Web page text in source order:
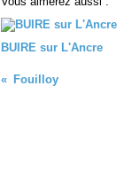
BUIRE sur L'Ancre
Fouilloy